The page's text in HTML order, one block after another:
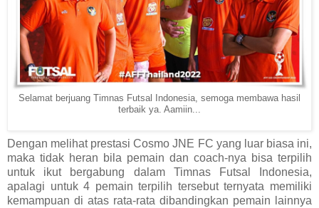
Selamat berjuang Timnas Futsal Indonesia, semoga membawa hasil
terbaik ya. Aamiin...
Dengan melihat prestasi Cosmo JNE FC yang luar biasa ini,
maka tidak heran bila pemain dan coach-nya bisa terpilih
untuk ikut bergabung dalam Timnas Futsal Indonesia,
apalagi untuk 4 pemain terpilih tersebut ternyata memiliki
kemampuan di atas rata-rata dibandingkan pemain lainnya